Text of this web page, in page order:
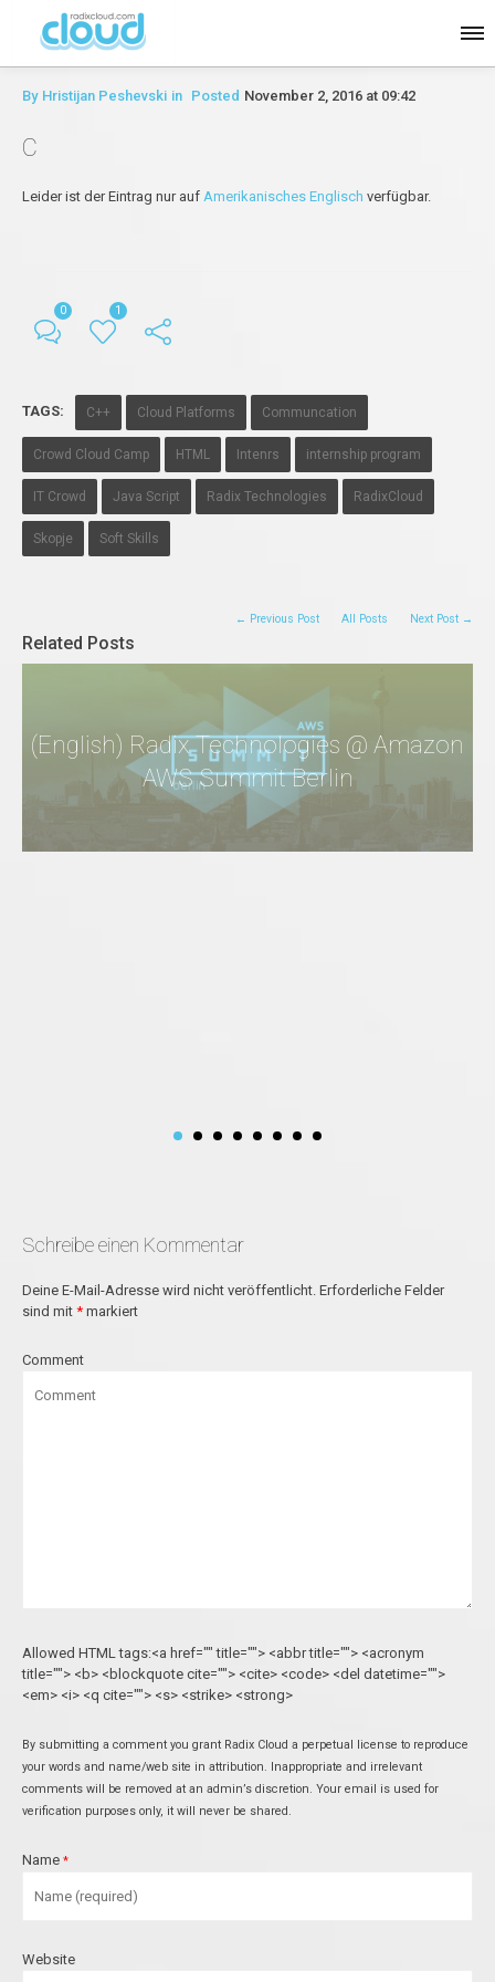
By Hristijan Peshevski in Posted November 2, 2016 at 09:42
C
Leider ist der Eintrag nur auf Amerikanisches Englisch verfügbar.
0 1
TAGS: C++ Cloud Platforms Communcation
Crowd Cloud Camp HTML Intenrs internship program
IT Crowd Java Script Radix Technologies RadixCloud
Skopje Soft Skills
Related Posts
← Previous Post All Posts Next Post →
(English) Radix Technologies @ Amazon
AWS Summit Berlin
Schreibe einen Kommentar
Deine E-Mail-Adresse wird nicht veröffentlicht. Erforderliche Felder
sind mit * markiert
Comment
Allowed HTML tags:<a href="" title=""> <abbr title=""> <acronym
title=""> <b> <blockquote cite=""> <cite> <code> <del datetime="">
<em> <i> <q cite=""> <s> <strike> <strong>
By submitting a comment you grant Radix Cloud a perpetual license to reproduce
your words and name/web site in attribution. Inappropriate and irrelevant
comments will be removed at an admin’s discretion. Your email is used for
verification purposes only, it will never be shared.
Name *
Website